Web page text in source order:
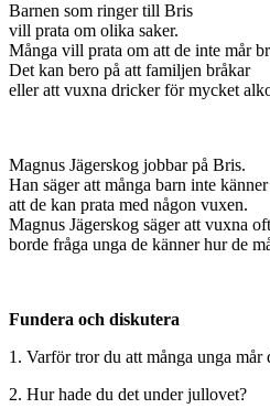
Barnen som ringer till Bris
vill prata om olika saker.
Många vill prata om att de inte mår
Det kan bero på att familjen bråkar
eller att vuxna dricker för mycket
Magnus Jägerskog jobbar på Bris.
Han säger att många barn inte känner
att de kan prata med någon vuxen.
Magnus Jägerskog säger att vuxna
borde fråga unga de känner hur de
Fundera och diskutera
1. Varför tror du att många unga
2. Hur hade du det under jullovet?